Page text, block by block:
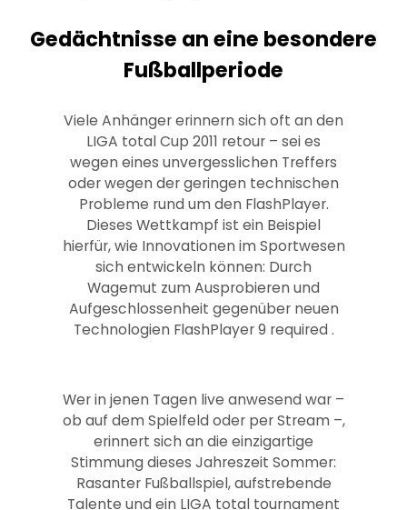
Gedächtnisse an eine besondere
Fußballperiode
Viele Anhänger erinnern sich oft an den
LIGA total Cup 2011 retour – sei es
wegen eines unvergesslichen Treffers
oder wegen der geringen technischen
Probleme rund um den FlashPlayer.
Dieses Wettkampf ist ein Beispiel
hierfür, wie Innovationen im Sportwesen
sich entwickeln können: Durch
Wagemut zum Ausprobieren und
Aufgeschlossenheit gegenüber neuen
Technologien FlashPlayer 9 required .
Wer in jenen Tagen live anwesend war –
ob auf dem Spielfeld oder per Stream –,
erinnert sich an die einzigartige
Stimmung dieses Jahreszeit Sommer:
Rasanter Fußballspiel, aufstrebende
Talente und ein LIGA total tournament